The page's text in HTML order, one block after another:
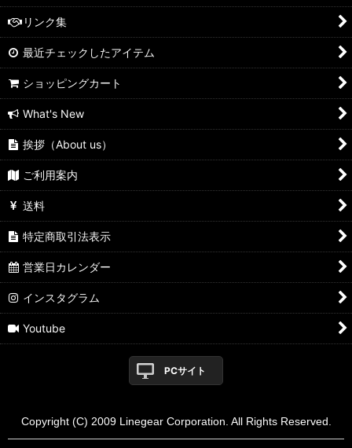
リンク集
最近チェックしたアイテム
ショッピングカート
What's New
挨拶（About us）
ご利用案内
送料
特定商取引法表示
営業日カレンダー
インスタグラム
Youtube
PCサイト
Copyright (C) 2009 Linegear Corporation. All Rights Reserved.